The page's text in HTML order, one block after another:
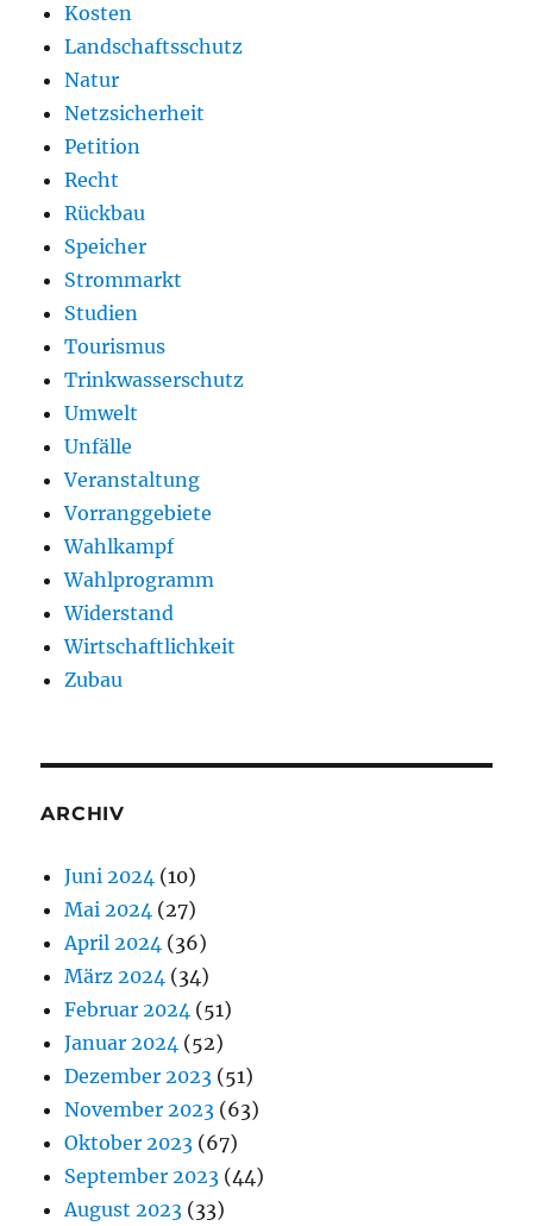
Kosten
Landschaftsschutz
Natur
Netzsicherheit
Petition
Recht
Rückbau
Speicher
Strommarkt
Studien
Tourismus
Trinkwasserschutz
Umwelt
Unfälle
Veranstaltung
Vorranggebiete
Wahlkampf
Wahlprogramm
Widerstand
Wirtschaftlichkeit
Zubau
ARCHIV
Juni 2024 (10)
Mai 2024 (27)
April 2024 (36)
März 2024 (34)
Februar 2024 (51)
Januar 2024 (52)
Dezember 2023 (51)
November 2023 (63)
Oktober 2023 (67)
September 2023 (44)
August 2023 (33)